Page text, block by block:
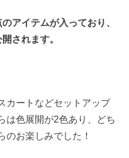
アイテムが入っており、
されます。
カートなどセットアップ
は色展開が2色あり、どち
のお楽しみでした！